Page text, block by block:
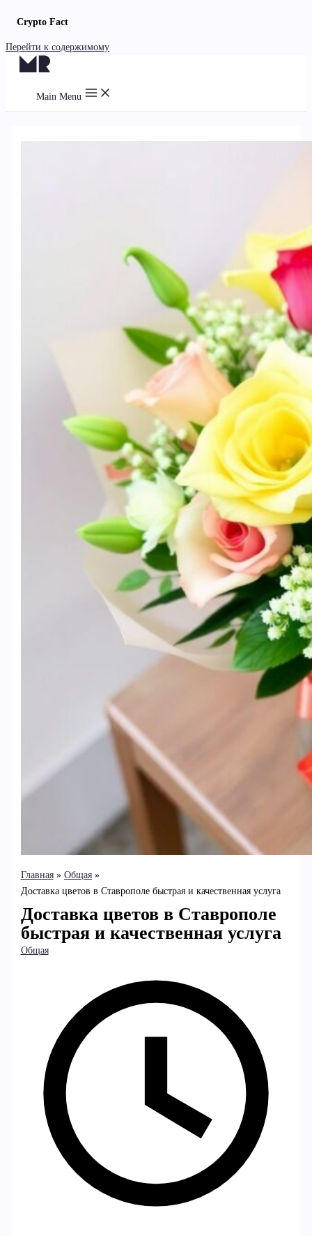
Crypto Fact
Перейти к содержимому
Main Menu
Главная
Общая
Доставка цветов в Ставрополе быстрая и качественная услуга
Доставка цветов в Ставрополе
быстрая и качественная услуга
Общая